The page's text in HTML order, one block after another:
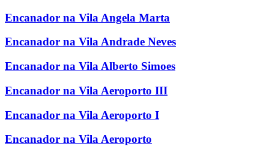
Encanador na Vila Angela Marta
Encanador na Vila Andrade Neves
Encanador na Vila Alberto Simoes
Encanador na Vila Aeroporto III
Encanador na Vila Aeroporto I
Encanador na Vila Aeroporto